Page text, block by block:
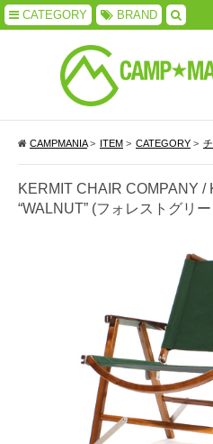
CATEGORY BRAND
CAMPMANIA> ITEM > CATEGORY >
KERMIT CHAIR COMPANY /
“WALNUT” (フォレストグリ